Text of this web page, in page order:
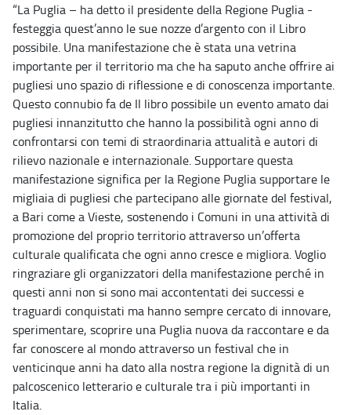
“La Puglia – ha detto il presidente della Regione Puglia -
festeggia quest’anno le sue nozze d’argento con il Libro
possibile. Una manifestazione che è stata una vetrina
importante per il territorio ma che ha saputo anche offrire ai
pugliesi uno spazio di riflessione e di conoscenza importante.
Questo connubio fa de Il libro possibile un evento amato dai
pugliesi innanzitutto che hanno la possibilità ogni anno di
confrontarsi con temi di straordinaria attualità e autori di
rilievo nazionale e internazionale. Supportare questa
manifestazione significa per la Regione Puglia supportare le
migliaia di pugliesi che partecipano alle giornate del festival,
a Bari come a Vieste, sostenendo i Comuni in una attività di
promozione del proprio territorio attraverso un’offerta
culturale qualificata che ogni anno cresce e migliora. Voglio
ringraziare gli organizzatori della manifestazione perché in
questi anni non si sono mai accontentati dei successi e
traguardi conquistati ma hanno sempre cercato di innovare,
sperimentare, scoprire una Puglia nuova da raccontare e da
far conoscere al mondo attraverso un festival che in
venticinque anni ha dato alla nostra regione la dignità di un
palcoscenico letterario e culturale tra i più importanti in
Italia.